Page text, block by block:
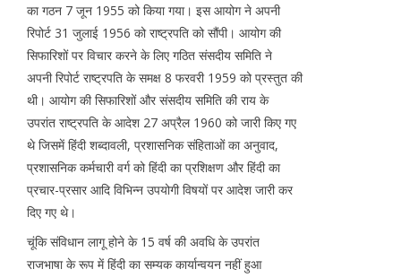
का गठन 7 जून 1955 को किया गया। इस आयोग ने अपनी
रिपोर्ट 31 जुलाई 1956 को राष्ट्रपति को सौंपी। आयोग की
सिफारिशों पर विचार करने के लिए गठित संसदीय समिति ने
अपनी रिपोर्ट राष्ट्रपति के समक्ष 8 फरवरी 1959 को प्रस्तुत की
थी। आयोग की सिफारिशों और संसदीय समिति की राय के
उपरांत राष्ट्रपति के आदेश 27 अप्रैल 1960 को जारी किए गए
थे जिसमें हिंदी शब्दावली, प्रशासनिक संहिताओं का अनुवाद,
प्रशासनिक कर्मचारी वर्ग को हिंदी का प्रशिक्षण और हिंदी का
प्रचार-प्रसार आदि विभिन्न उपयोगी विषयों पर आदेश जारी कर
दिए गए थे।
चूंकि संविधान लागू होने के 15 वर्ष की अवधि के उपरांत
राजभाषा के रूप में हिंदी का सम्यक कार्यान्वयन नहीं हुआ